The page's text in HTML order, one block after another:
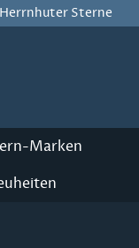
Sterne
Marken